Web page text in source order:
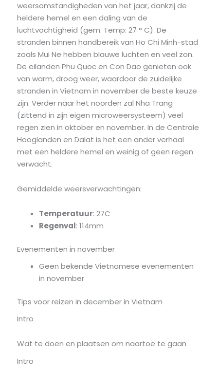
weersomstandigheden van het jaar, dankzij de
heldere hemel en een daling van de
luchtvochtigheid (gem. Temp: 27 ° C). De
stranden binnen handbereik van Ho Chi Minh-stad
zoals Mui Ne hebben blauwe luchten en veel zon.
De eilanden Phu Quoc en Con Dao genieten ook
van warm, droog weer, waardoor de zuidelijke
stranden in Vietnam in november de beste keuze
zijn. Verder naar het noorden zal Nha Trang
(zittend in zijn eigen microweersysteem) veel
regen zien in oktober en november. In de Centrale
Hooglanden en Dalat is het een ander verhaal
met een heldere hemel en weinig of geen regen
verwacht.
Gemiddelde weersverwachtingen:
Temperatuur: 27C
Regenval: 114mm
Evenementen in november
Geen bekende Vietnamese evenementen
in november
Tips voor reizen in december in Vietnam
Intro
Wat te doen en plaatsen om naartoe te gaan
Intro